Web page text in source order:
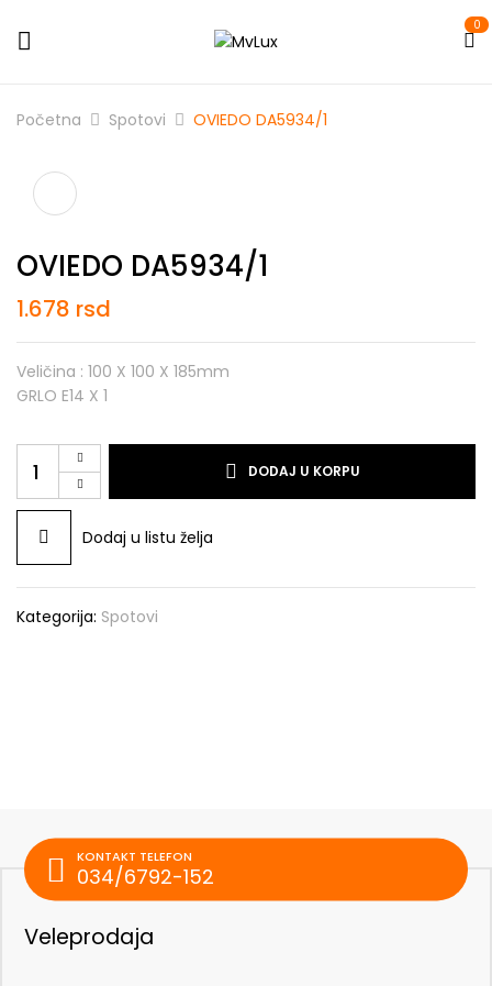
0
Početna Spotovi OVIEDO DA5934/1
OVIEDO DA5934/1
1.678 rsd
Veličina : 100 X 100 X 185mm
GRLO E14 X 1
DODAJ U KORPU
Dodaj u listu želja
Kategorija: Spotovi
KONTAKT TELEFON
034/6792-152
Veleprodaja